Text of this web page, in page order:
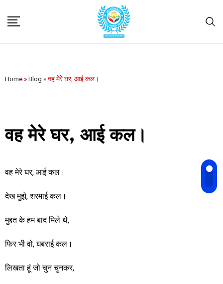
Home »Blog »वह मेरे घर, आई कल।
वह मेरे घर, आई कल।
वह मेरे घर, आई कल।
देख मुझे, शरमाई कल।
मुद्दत के हम बाद मिले थे,
फिर भी वो, घबराई कल।
लिखता हूं जो चुन चुनकर,